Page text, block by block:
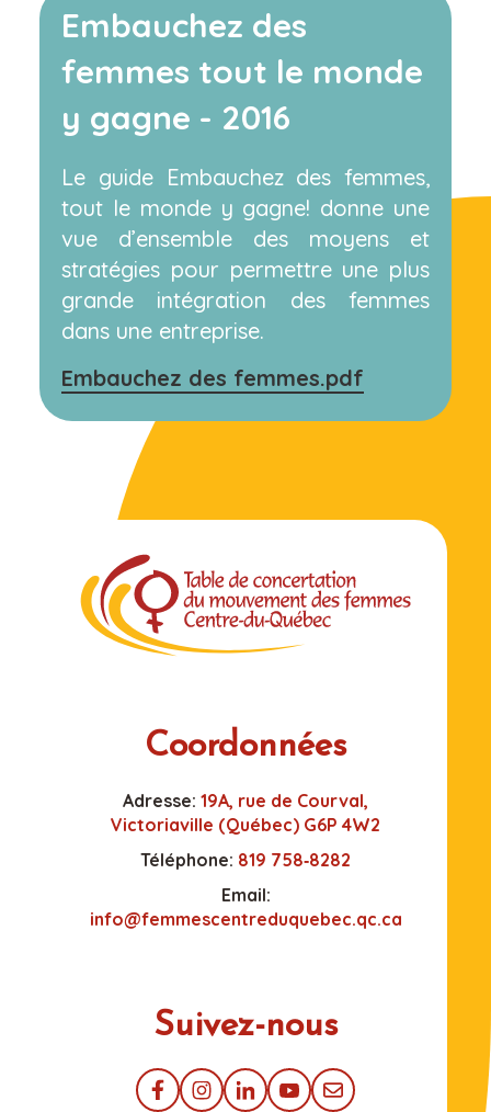
Embauchez des
femmes tout le monde
y gagne - 2016
Le guide Embauchez des femmes,
tout le monde y gagne! donne une
vue d’ensemble des moyens et
stratégies pour permettre une plus
grande intégration des femmes
dans une entreprise.
Embauchez des femmes.pdf
Coordonnées
Adresse: 19A, rue de Courval,
Victoriaville (Québec) G6P 4W2
Téléphone: 819 758‑8282
Email:
info@femmescentreduquebec.qc.ca
Suivez-nous